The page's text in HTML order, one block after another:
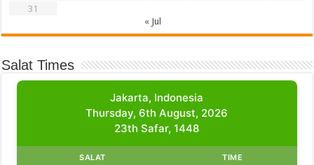
31
« Jul
Salat Times
Jakarta, Indonesia
Thursday, 6th August, 2026
23th Safar, 1448
SALAT TIME